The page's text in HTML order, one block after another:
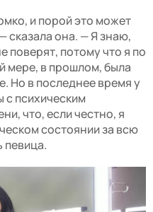
и порой это может
сказала она. — Я знаю,
поверят, потому что я по
мере, в прошлом, была
Но в последнее время у
психическим
что, если честно, я
состоянии за всю
певица.